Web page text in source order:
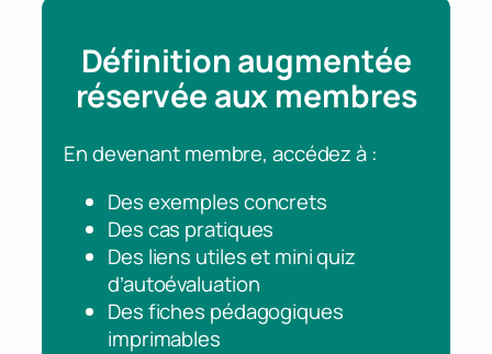
Définition augmentée
réservée aux membres
En devenant membre, accédez à :
Des exemples concrets
Des cas pratiques
Des liens utiles et mini quiz
d’autoévaluation
Des fiches pédagogiques
imprimables